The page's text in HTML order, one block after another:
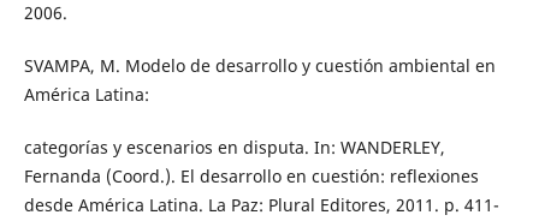
2006.
SVAMPA, M. Modelo de desarrollo y cuestión ambiental en
América Latina:
categorías y escenarios en disputa. In: WANDERLEY,
Fernanda (Coord.). El desarrollo en cuestión: reflexiones
desde América Latina. La Paz: Plural Editores, 2011. p. 411-